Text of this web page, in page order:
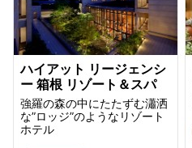
ハイアット リージェンシ
ー 箱根 リゾート＆スパ
強羅の森の中にたたずむ瀟洒
な”ロッジ”のようなリゾート
ホテル